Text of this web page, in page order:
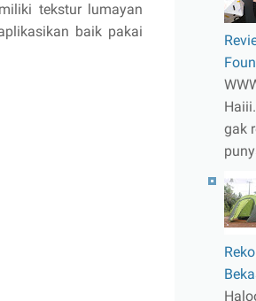
tekstur lumayan
baik pakai
gak